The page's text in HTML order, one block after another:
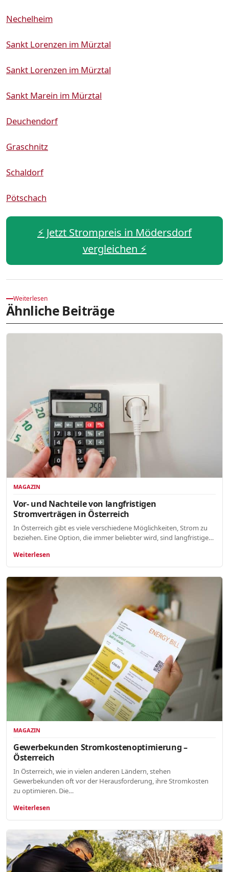
Nechelheim
Sankt Lorenzen im Mürztal
Sankt Lorenzen im Mürztal
Sankt Marein im Mürztal
Deuchendorf
Graschnitz
Schaldorf
Pötschach
⚡️ Jetzt Strompreis in Mödersdorf
vergleichen ⚡️
Weiterlesen
Ähnliche Beiträge
MAGAZIN
Vor- und Nachteile von langfristigen
Stromverträgen in Österreich
In Österreich gibt es viele verschiedene Möglichkeiten, Strom zu
beziehen. Eine Option, die immer beliebter wird, sind langfristige…
Weiterlesen
MAGAZIN
Gewerbekunden Stromkostenoptimierung –
Österreich
In Österreich, wie in vielen anderen Ländern, stehen
Gewerbekunden oft vor der Herausforderung, ihre Stromkosten
zu optimieren. Die…
Weiterlesen